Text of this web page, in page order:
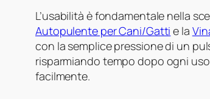
L’usabilità è fondamentale nella
Autopulente per Cani/Gatti e la
con la semplice pressione di un
risparmiando tempo dopo ogni
facilmente.